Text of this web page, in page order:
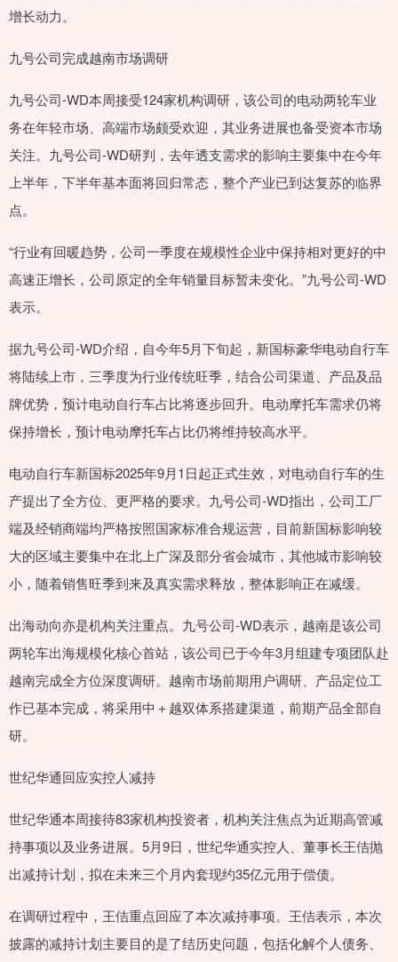
增长动力。
九号公司完成越南市场调研
九号公司-WD本周接受124家机构调研，该公司的电动两轮车业
务在年轻市场、高端市场颇受欢迎，其业务进展也备受资本市场
关注。九号公司-WD研判，去年透支需求的影响主要集中在今年
上半年，下半年基本面将回归常态，整个产业已到达复苏的临界
点。
“行业有回暖趋势，公司一季度在规模性企业中保持相对更好的中
高速正增长，公司原定的全年销量目标暂未变化。”九号公司-WD
表示。
据九号公司-WD介绍，自今年5月下旬起，新国标豪华电动自行车
将陆续上市，三季度为行业传统旺季，结合公司渠道、产品及品
牌优势，预计电动自行车占比将逐步回升。电动摩托车需求仍将
保持增长，预计电动摩托车占比仍将维持较高水平。
电动自行车新国标2025年9月1日起正式生效，对电动自行车的生
产提出了全方位、更严格的要求。九号公司-WD指出，公司工厂
端及经销商端均严格按照国家标准合规运营，目前新国标影响较
大的区域主要集中在北上广深及部分省会城市，其他城市影响较
小，随着销售旺季到来及真实需求释放，整体影响正在减缓。
出海动向亦是机构关注重点。九号公司-WD表示，越南是该公司
两轮车出海规模化核心首站，该公司已于今年3月组建专项团队赴
越南完成全方位深度调研。越南市场前期用户调研、产品定位工
作已基本完成，将采用中＋越双体系搭建渠道，前期产品全部自
研。
世纪华通回应实控人减持
世纪华通本周接待83家机构投资者，机构关注焦点为近期高管减
持事项以及业务进展。5月9日，世纪华通实控人、董事长王佶抛
出减持计划，拟在未来三个月内套现约35亿元用于偿债。
在调研过程中，王佶重点回应了本次减持事项。王佶表示，本次
披露的减持计划主要目的是了结历史问题，包括化解个人债务、